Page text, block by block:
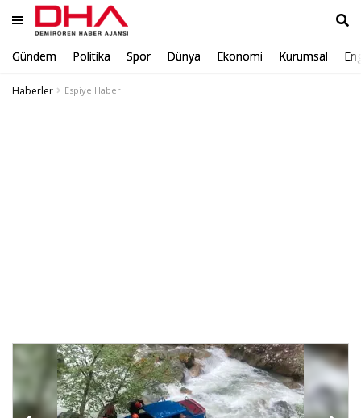
Gündem Politika Spor Dünya Ekonomi Kurumsal
Haberler
Espiye Haber